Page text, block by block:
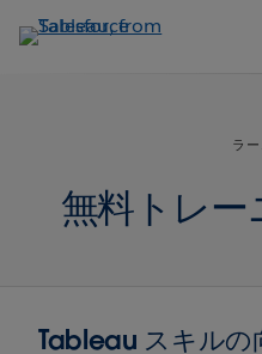
イ
ラ
無料トレ
Tableau スキルの